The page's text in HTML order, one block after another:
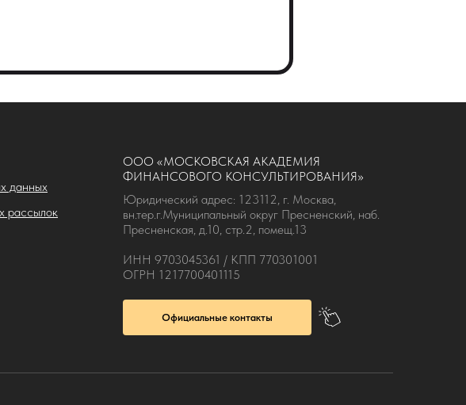
данных
OOO «МОСКОВСКАЯ АКАДЕМИЯ
ФИНАНСОВОГО КОНСУЛЬТИРОВАНИЯ»
Юридический адрес: 123112, г. Москва,
вн.тер.г.Муниципальный округ Пресненский, наб.
Пресненская, д.10, стр.2, помещ.13
ИНН 9703045361 / КПП 770301001
ОГРН 1217700401115
Официальные контакты
рассылок